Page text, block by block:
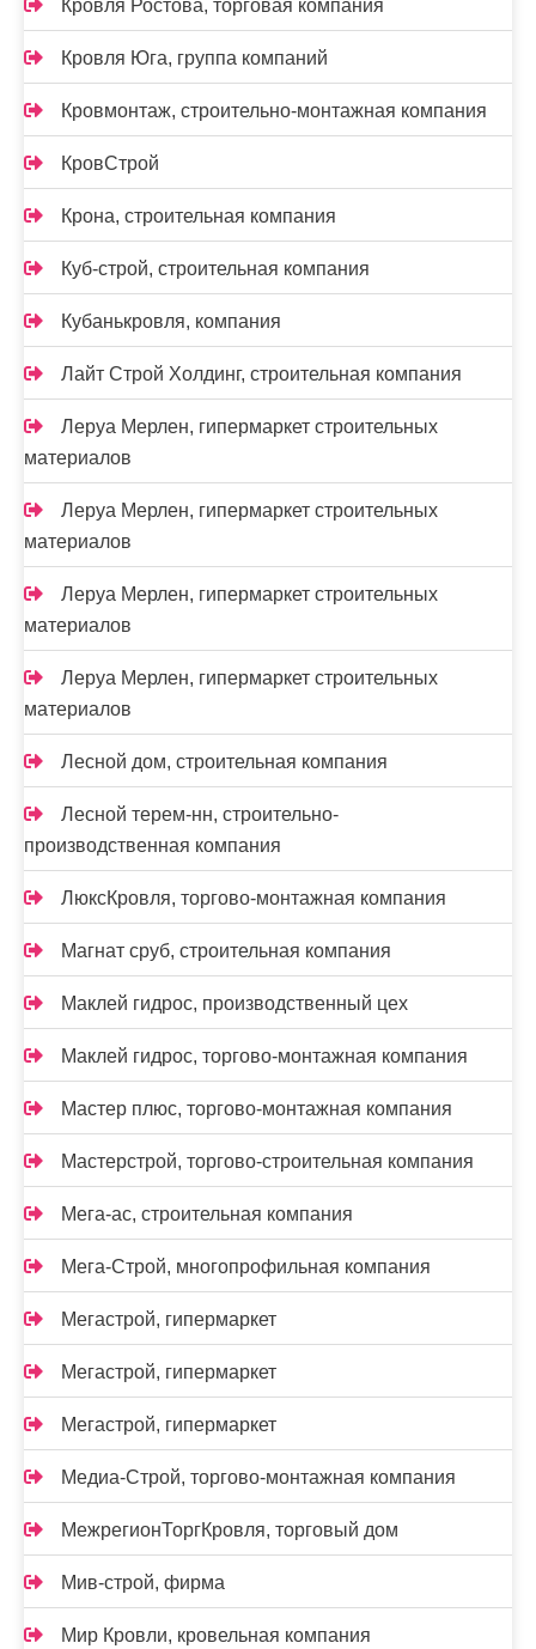
Кровля Ростова, торговая компания
Кровля Юга, группа компаний
Кровмонтаж, строительно-монтажная компания
КровСтрой
Крона, строительная компания
Куб-строй, строительная компания
Кубанькровля, компания
Лайт Строй Холдинг, строительная компания
Леруа Мерлен, гипермаркет строительных
материалов
Леруа Мерлен, гипермаркет строительных
материалов
Леруа Мерлен, гипермаркет строительных
материалов
Леруа Мерлен, гипермаркет строительных
материалов
Лесной дом, строительная компания
Лесной терем-нн, строительно-
производственная компания
ЛюксКровля, торгово-монтажная компания
Магнат сруб, строительная компания
Маклей гидрос, производственный цех
Маклей гидрос, торгово-монтажная компания
Мастер плюс, торгово-монтажная компания
Мастерстрой, торгово-строительная компания
Мега-ас, строительная компания
Мега-Строй, многопрофильная компания
Мегастрой, гипермаркет
Мегастрой, гипермаркет
Мегастрой, гипермаркет
Медиа-Строй, торгово-монтажная компания
МежрегионТоргКровля, торговый дом
Мив-строй, фирма
Мир Кровли, кровельная компания